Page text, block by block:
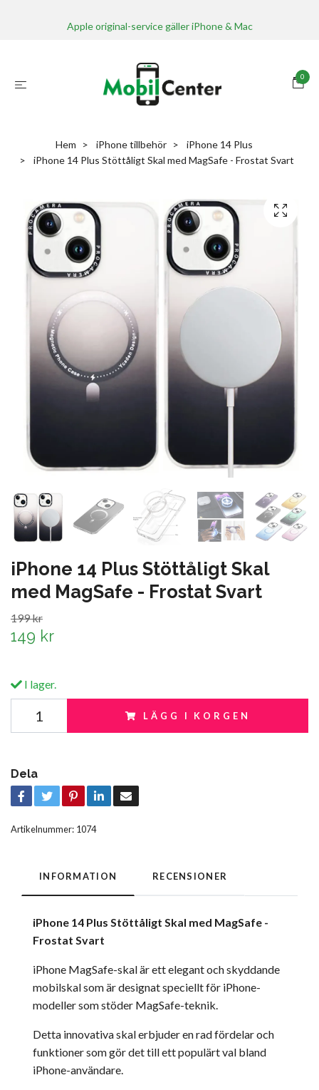
Apple original-service gäller iPhone & Mac
0
Hem iPhone tillbehör
iPhone 14 Plus
iPhone 14 Plus Stöttåligt Skal med MagSafe - Frostat Svart
iPhone 14 Plus Stöttåligt Skal
med MagSafe - Frostat Svart
199 kr
149 kr
I lager.
LÄGG I KORGEN
Dela
Artikelnummer: 1074
INFORMATION RECENSIONER
iPhone 14 Plus Stöttåligt Skal med MagSafe -
Frostat Svart
iPhone MagSafe-skal är ett elegant och skyddande
mobilskal som är designat speciellt för iPhone-
modeller som stöder MagSafe-teknik.
Detta innovativa skal erbjuder en rad fördelar och
funktioner som gör det till ett populärt val bland
iPhone-användare.